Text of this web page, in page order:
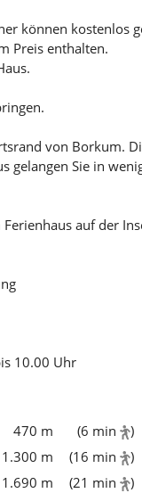
können kostenlos
Preis enthalten.
von Borkum.
gelangen Sie in
auf der
10.00 Uhr
470 m (6 min
)
1.300 m (16 min
)
1.690 m (21 min
)